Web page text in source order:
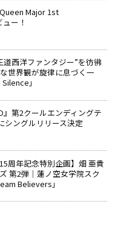
Major 1st
ー！
道西洋ファンタジー”を彷彿
世界観が旋律に息づく一
」
』第2クールエンディングテ
シングルリリース決定
周年記念特別企画】畑 亜貴
第2弾｜蓮ノ空女学院スク
Believers」